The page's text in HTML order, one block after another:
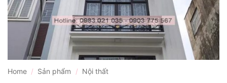
Home / Sản phẩm / Nội thất